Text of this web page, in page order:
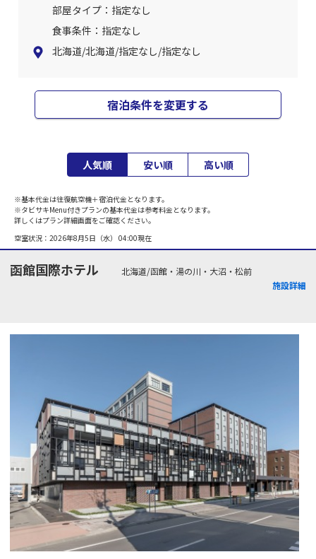
部屋タイプ：指定なし
食事条件：指定なし
北海道/北海道/指定なし/指定なし
宿泊条件を変更する
人気順 安い順 高い順
※基本代金は往復航空機＋宿泊代金となります。
※タビサキMenu付きプランの基本代金は参考料金となります。
詳しくはプラン詳細画面をご確認ください。
空室状況： 2026年8月5日（水） 04:00現在
函館国際ホテル
北海道/函館・湯の川・大沼・松前
施設詳細